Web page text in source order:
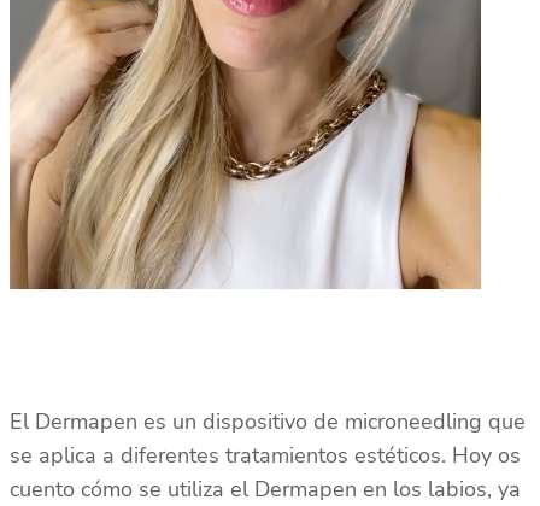
El Dermapen es un dispositivo de microneedling que
se aplica a diferentes tratamientos estéticos. Hoy os
cuento cómo se utiliza el Dermapen en los labios, ya